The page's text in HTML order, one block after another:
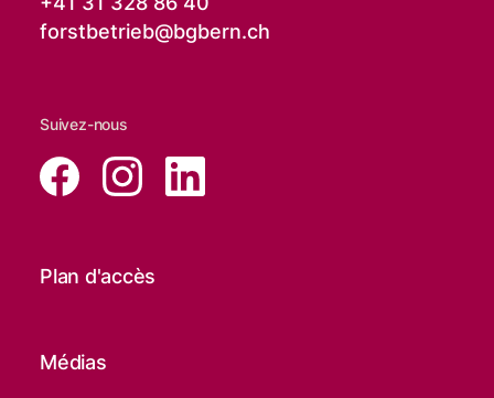
forstbetrieb@bgbern.ch
Suivez-nous
Plan d'accès
Médias